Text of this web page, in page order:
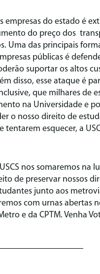
empresas do estado é
do preço dos
Uma das principais
públicas é
suportar os altos
disso, esse ataque é
que milhares de
na Universidade e
o nosso direito de
tentarem esquecer, a
nos somaremos na
de preservar nossos
junto aos
com urnas abertas
e da CPTM. Venha